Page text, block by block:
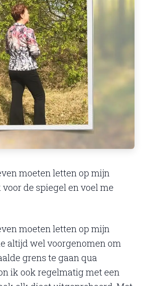
moeten letten op mijn
de spiegel en voel me
moeten letten op mijn
altijd wel voorgenomen om
grens te gaan qua
ik ook regelmatig met een